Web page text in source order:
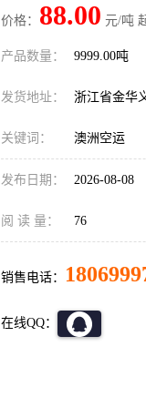
价格： 88.00 元/吨
产品数量： 9999.00吨
发货地址： 浙江省金华
关键词： 澳洲空运
发布日期： 2026-08-08
阅 读 量： 76
销售电话：
在线QQ：